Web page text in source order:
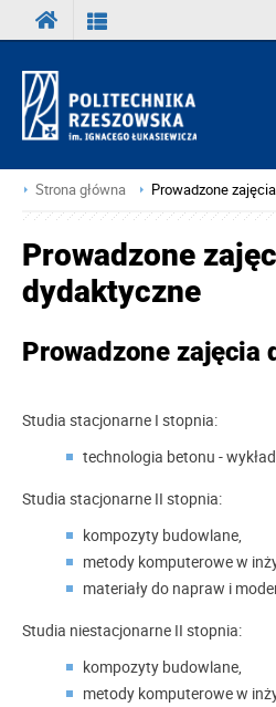
Strona główna Prowadzone
Prowadzone
dydaktyczne
Prowadzone zajęcia
Studia stacjonarne I stopnia:
technologia betonu -
Studia stacjonarne II stopnia:
kompozyty budowlane,
metody komputerowe w
materiały do napraw i
Studia niestacjonarne II stopnia:
kompozyty budowlane,
metody komputerowe w